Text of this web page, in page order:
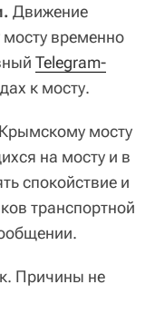
Движение
временно
Telegram-
к мосту.
мосту
на мосту и в
спокойствие и
транспортной
Причины не